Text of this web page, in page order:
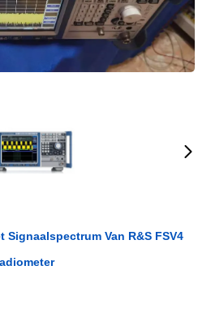
Signaalspectrum Van R&S FSV4